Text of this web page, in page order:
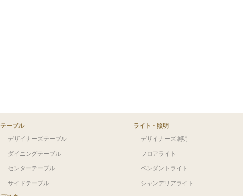
テーブル
デザイナーズテーブル
ダイニングテーブル
センターテーブル
サイドテーブル
ライト・照明
デザイナーズ照明
フロアライト
ペンダントライト
シャンデリアライト